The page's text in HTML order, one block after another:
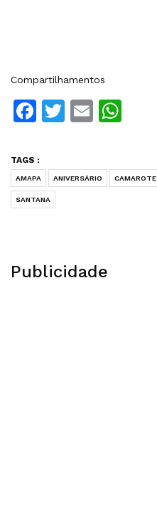
Compartilhamentos
Facebook
Twitter
Email
TAGS :
AMAPA ANIVERSÁRIO CAMAROTE
SANTANA
Publicidade